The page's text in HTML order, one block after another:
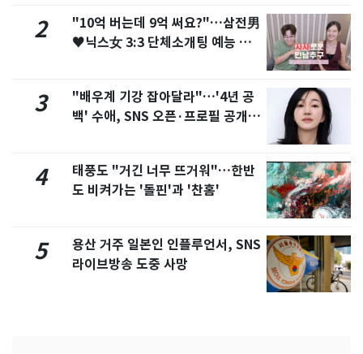
2
"10억 버는데 9억 써요?"…삼전男
♥닉스女 3:3 단체소개팅 예능 화
3
"배우계 기강 잡아달라"…'4년 공
백' 수애, SNS 오픈·프로필 공개
4
태풍도 "거긴 너무 뜨거워"…한반
도 비켜가는 '돌핀'과 '찬홈'
5
용산 거주 일본인 인플루언서, SNS
라이브방송 도중 사망